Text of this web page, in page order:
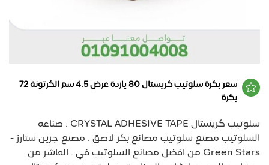
سعر بكرة سلوتيب كريستال 80 ياردة عرض 4.5 سم الكرتونة 72
بكرة
سلوتيب كريستال CRYSTAL ADHESIVE TAPE . صناعه
السلوتيب مصنع سلوتيب مصانع بكر لاصق . مصنع جرين ستارز -
Green Stars من افضل مصانع السلوتيب في . العاشر من